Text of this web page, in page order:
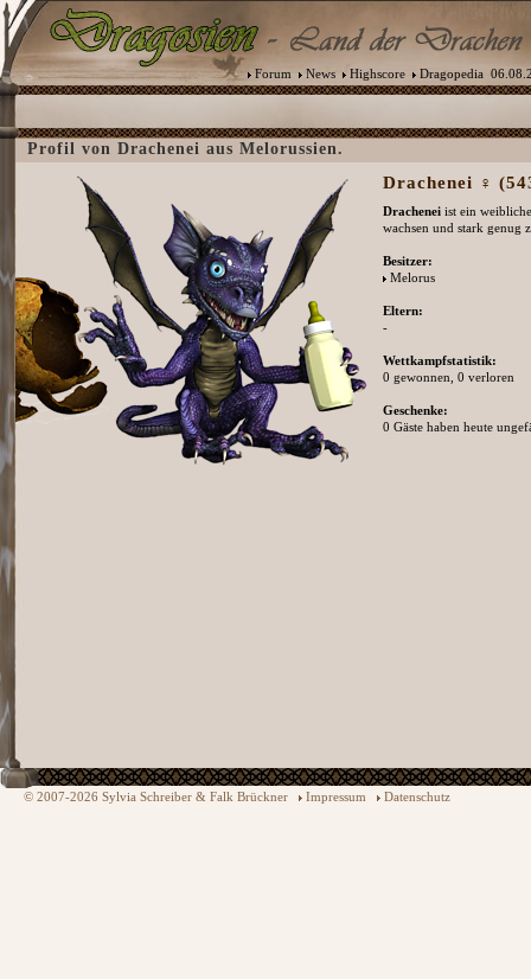
Forum News Highscore Dragopedia
Profil von Drachenei aus Melorussien.
Drachenei ♀
Drachenei ist ein
wachsen und stark genug
Besitzer:
Melorus
Eltern:
-
Wettkampfstatistik:
0 gewonnen, 0 verloren
Geschenke:
0 Gäste haben heute
© 2007-2026 Sylvia Schreiber & Falk Brückner Impressum Datenschutz